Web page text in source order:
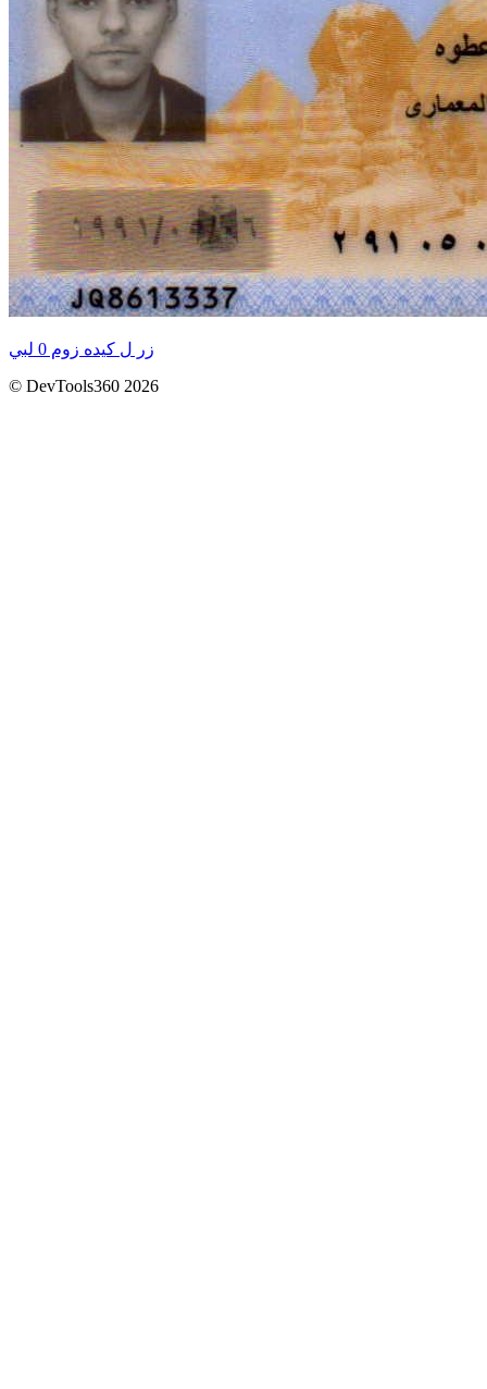
زر ل كيده زوم 0 لبي
© DevTools360 2026